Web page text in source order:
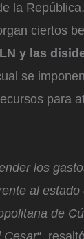
la
ciertos
y las
se
para
los
al estado
de